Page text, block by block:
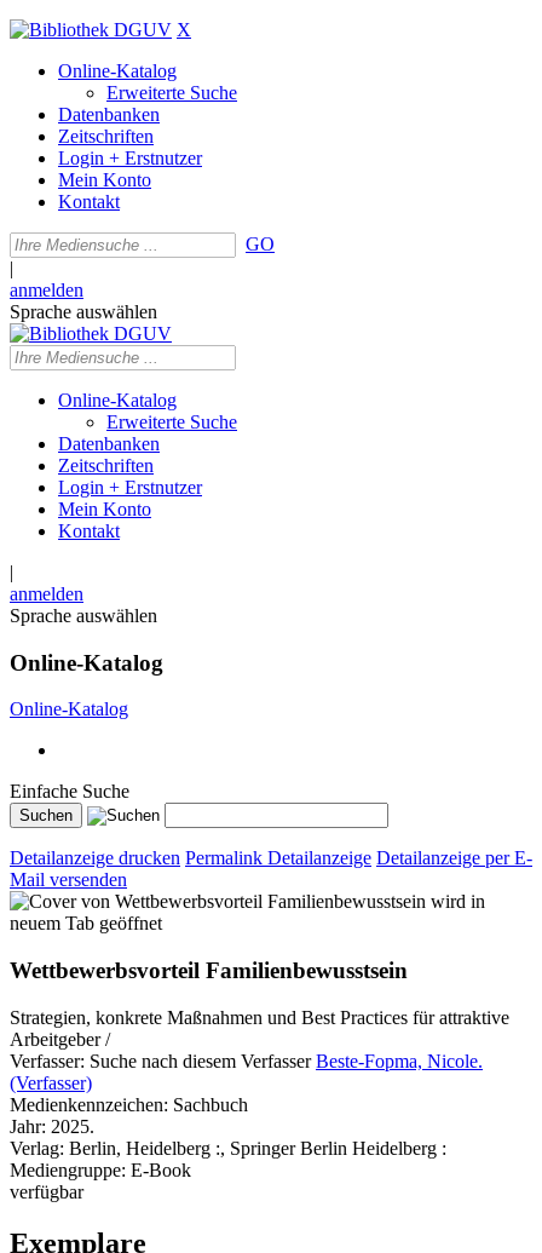
X
Online-Katalog
Erweiterte Suche
Datenbanken
Zeitschriften
Login + Erstnutzer
Mein Konto
Kontakt
GO
|
anmelden
Sprache auswählen
Online-Katalog
Erweiterte Suche
Datenbanken
Zeitschriften
Login + Erstnutzer
Mein Konto
Kontakt
|
anmelden
Sprache auswählen
Online-Katalog
Online-Katalog
Einfache Suche
Detailanzeige drucken Permalink Detailanzeige Detailanzeige per E-
Mail versenden
wird in
neuem Tab geöffnet
Wettbewerbsvorteil Familienbewusstsein
Strategien, konkrete Maßnahmen und Best Practices für attraktive
Arbeitgeber /
Verfasser: Suche nach diesem Verfasser Beste-Fopma, Nicole.
(Verfasser)
Medienkennzeichen: Sachbuch
Jahr: 2025.
Verlag: Berlin, Heidelberg :, Springer Berlin Heidelberg :
Mediengruppe: E-Book
verfügbar
Exemplare